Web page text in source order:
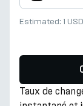
Estimated: 1
Taux de